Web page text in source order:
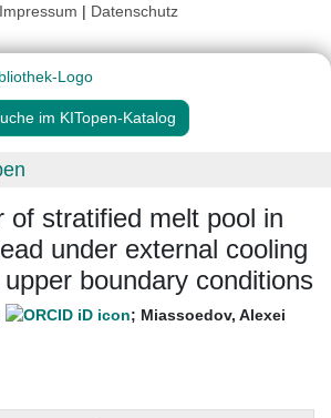
Impressum | Datenschutz
im KITopen-Katalog
of stratified melt pool in
under external cooling
boundary conditions
; Miassoedov, Alexei